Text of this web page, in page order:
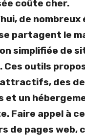
coûte cher.
de
partagent le
simplifiée de
outils
des
et un
Faire appel à
de pages web,